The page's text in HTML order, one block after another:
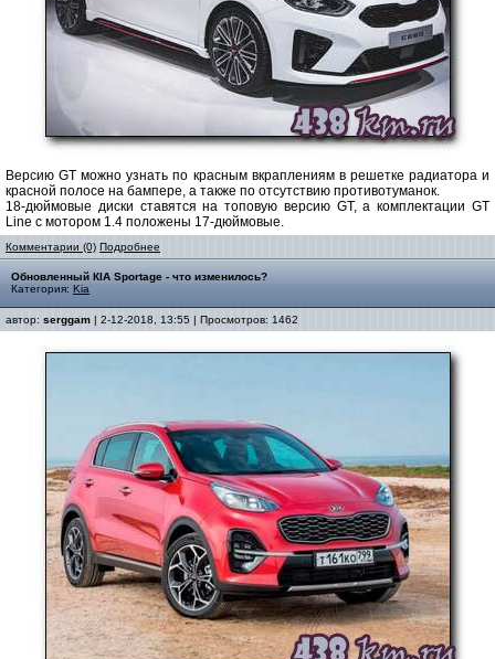
Версию GT можно узнать по красным вкраплениям в решетке радиатора и
красной полосе на бампере, а также по отсутствию противотуманок.
18-дюймовые диски ставятся на топовую версию GT, а комплектации GT
Line с мотором 1.4 положены 17-дюймовые.
Комментарии (0) Подробнее
Обновленный КIA Sportage - что изменилось?
Категория: Kia
автор: serggam | 2-12-2018, 13:55 | Просмотров: 1462